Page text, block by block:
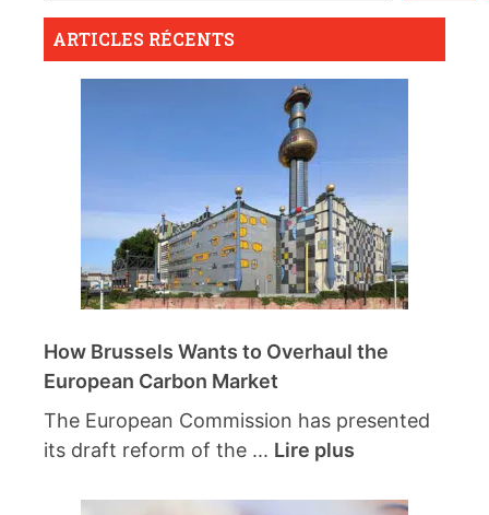
ARTICLES RÉCENTS
How Brussels Wants to Overhaul the
European Carbon Market
The European Commission has presented
its draft reform of the ... Lire plus